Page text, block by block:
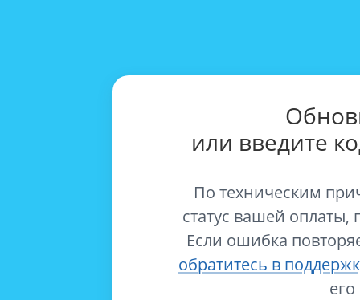
или введите
По техническим
статус вашей оплаты,
Если ошибка
обратитесь в
его